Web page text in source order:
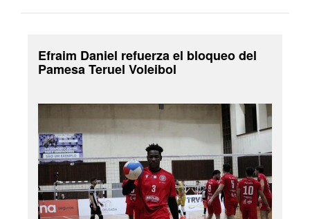
Efraim Daniel refuerza el bloqueo del
Pamesa Teruel Voleibol